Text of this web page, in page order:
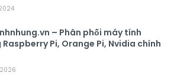
– Phân phối máy tính
Raspberry Pi, Orange Pi, Nvidia chính